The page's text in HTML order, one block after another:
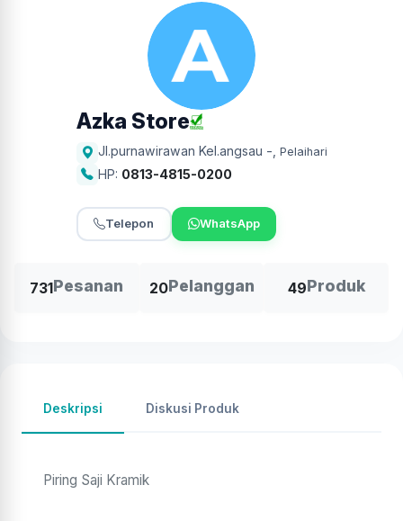
Azka Store
Jl.purnawirawan Kel.angsau - Pelaihari
HP: 0813-4815-0200
Telepon WhatsApp
731Pesanan 20Pelanggan 49Produk
Deskripsi Diskusi Produk
Piring Saji Kramik